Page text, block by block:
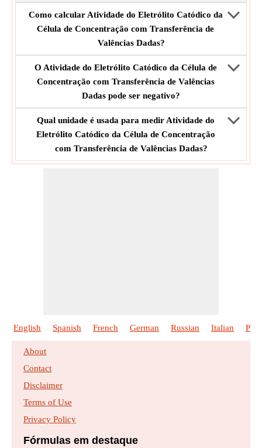
Como calcular Atividade do Eletrólito Catódico da
Célula de Concentração com Transferência de
Valências Dadas?
O Atividade do Eletrólito Catódico da Célula de
Concentração com Transferência de Valências
Dadas pode ser negativo?
Qual unidade é usada para medir Atividade do
Eletrólito Catódico da Célula de Concentração
com Transferência de Valências Dadas?
English Spanish French German Russian Italian
About
Contact
Disclaimer
Terms of Use
Privacy Policy
Fórmulas em destaque